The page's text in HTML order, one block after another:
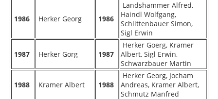
1986 Herker Georg 1986
Landshammer Alfred,
Haindl Wolfgang,
Schlittenbauer Simon,
Sigl Erwin
1987 Herker Gorg 1987
Herker Goerg, Kramer
Albert, Sigl Erwin,
Schwarzbauer Martin
1988 Kramer Albert 1988
Herker Georg, Jocham
Andreas, Kramer Albert,
Schmutz Manfred